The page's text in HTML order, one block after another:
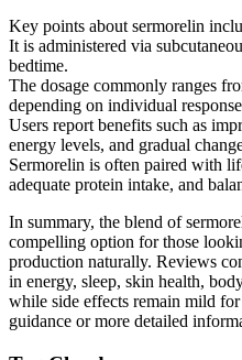
Key points about sermorelin
It is administered via
bedtime.
The dosage commonly ranges
depending on individual
Users report benefits such as
energy levels, and gradual
Sermorelin is often paired with
adequate protein intake, and
In summary, the blend of
compelling option for those
production naturally. Reviews
in energy, sleep, skin health,
while side effects remain mild
guidance or more detailed